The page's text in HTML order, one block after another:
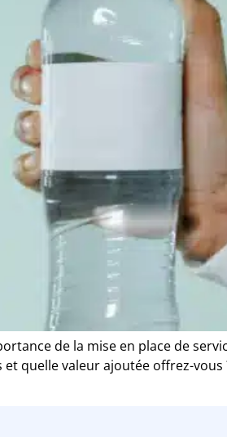
de la mise en place de
quelle valeur ajoutée offrez-